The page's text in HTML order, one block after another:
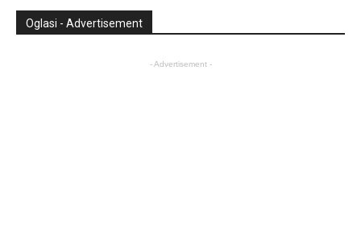
Oglasi - Advertisement
- Advertisement -